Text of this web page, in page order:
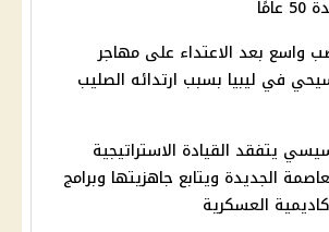
واسع بعد الاعتداء على مهاجر
في ليبيا بسبب ارتدائه الصليب
يتفقد القيادة الاستراتيجية
الجديدة ويتابع جاهزيتها وبرامج
العسكرية